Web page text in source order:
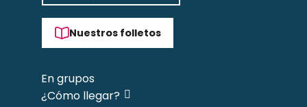
Nuestros folletos
En grupos
¿Cómo llegar?